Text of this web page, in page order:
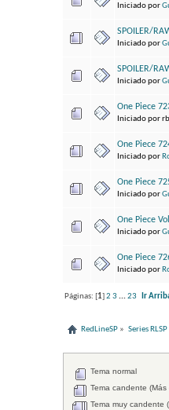
Iniciado por
SPOILER/
Iniciado por
SPOILER/
Iniciado por
One Piece
Iniciado por
One Piece
Iniciado por
One Piece
Iniciado por
One Piece
Iniciado por
One Piece
Iniciado por
Páginas: [1] 2 3 ...23 Ir
RedLineSP » Series RLSP
Tema normal
Tema candente
Tema muy candente